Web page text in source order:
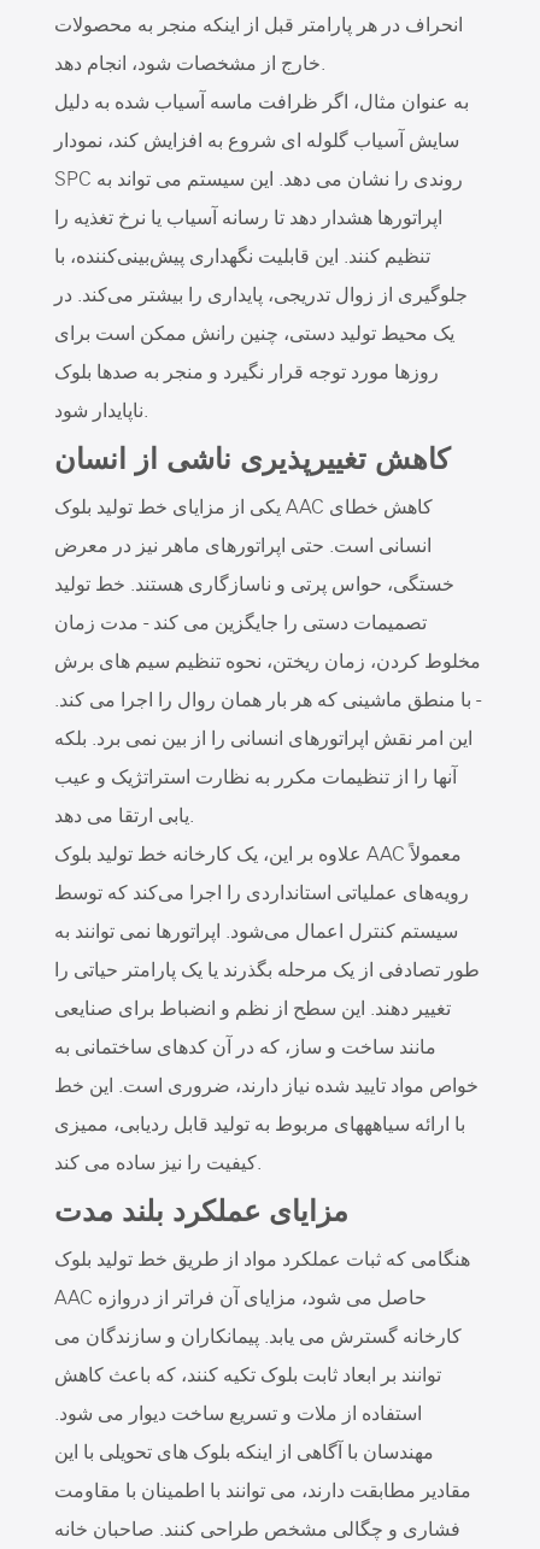
انحراف در هر پارامتر قبل از اینکه منجر به محصولات
خارج از مشخصات شود، انجام دهد.
به عنوان مثال، اگر ظرافت ماسه آسیاب شده به دلیل
سایش آسیاب گلوله ای شروع به افزایش کند، نمودار
SPC روندی را نشان می دهد. این سیستم می تواند به
اپراتورها هشدار دهد تا رسانه آسیاب یا نرخ تغذیه را
تنظیم کنند. این قابلیت نگهداری پیش‌بینی‌کننده، با
جلوگیری از زوال تدریجی، پایداری را بیشتر می‌کند. در
یک محیط تولید دستی، چنین رانش ممکن است برای
روزها مورد توجه قرار نگیرد و منجر به صدها بلوک
ناپایدار شود.
کاهش تغییرپذیری ناشی از انسان
یکی از مزایای خط تولید بلوک AAC کاهش خطای
انسانی است. حتی اپراتورهای ماهر نیز در معرض
خستگی، حواس پرتی و ناسازگاری هستند. خط تولید
تصمیمات دستی را جایگزین می کند - مدت زمان
مخلوط کردن، زمان ریختن، نحوه تنظیم سیم های برش
- با منطق ماشینی که هر بار همان روال را اجرا می کند.
این امر نقش اپراتورهای انسانی را از بین نمی برد. بلکه
آنها را از تنظیمات مکرر به نظارت استراتژیک و عیب
یابی ارتقا می دهد.
علاوه بر این، یک کارخانه خط تولید بلوک AAC معمولاً
رویه‌های عملیاتی استانداردی را اجرا می‌کند که توسط
سیستم کنترل اعمال می‌شود. اپراتورها نمی توانند به
طور تصادفی از یک مرحله بگذرند یا یک پارامتر حیاتی را
تغییر دهند. این سطح از نظم و انضباط برای صنایعی
مانند ساخت و ساز، که در آن کدهای ساختمانی به
خواص مواد تایید شده نیاز دارند، ضروری است. این خط
با ارائه سیاهههای مربوط به تولید قابل ردیابی، ممیزی
کیفیت را نیز ساده می کند.
مزایای عملکرد بلند مدت
هنگامی که ثبات عملکرد مواد از طریق خط تولید بلوک
AAC حاصل می شود، مزایای آن فراتر از دروازه
کارخانه گسترش می یابد. پیمانکاران و سازندگان می
توانند بر ابعاد ثابت بلوک تکیه کنند، که باعث کاهش
استفاده از ملات و تسریع ساخت دیوار می شود.
مهندسان با آگاهی از اینکه بلوک های تحویلی با این
مقادیر مطابقت دارند، می توانند با اطمینان با مقاومت
فشاری و چگالی مشخص طراحی کنند. صاحبان خانه